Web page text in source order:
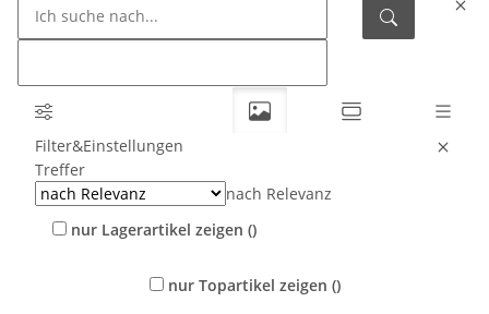
Filter&Einstellungen
Treffer
nach Relevanz
nur Lagerartikel zeigen ()
nur Topartikel zeigen ()